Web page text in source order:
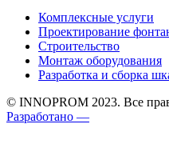
Комплексные услуги
Проектирование
Строительство
Монтаж оборудования
Разработка и сборка
© INNOPROM 2023. Все
Разработано —